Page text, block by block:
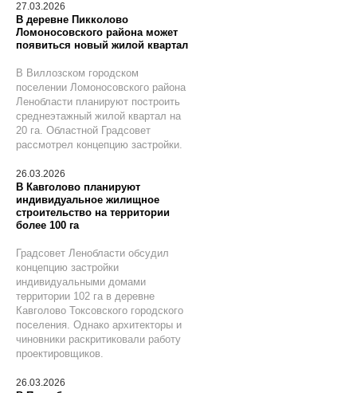
27.03.2026
В деревне Пикколово
Ломоносовского района может
появиться новый жилой квартал
В Виллозском городском
поселении Ломоносовского района
Ленобласти планируют построить
среднеэтажный жилой квартал на
20 га. Областной Градсовет
рассмотрел концепцию застройки.
26.03.2026
В Кавголово планируют
индивидуальное жилищное
строительство на территории
более 100 га
Градсовет Ленобласти обсудил
концепцию застройки
индивидуальными домами
территории 102 га в деревне
Кавголово Токсовского городского
поселения. Однако архитекторы и
чиновники раскритиковали работу
проектировщиков.
26.03.2026